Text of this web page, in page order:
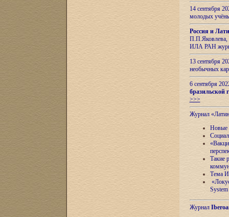
14 сентября
молодых
Россия и
П.П.Яковлева,
ИЛА РАН
13 сентября
необычных
6 сентября
бразильской
>>>
Журнал
Новые
Такие
Тема
Журнал